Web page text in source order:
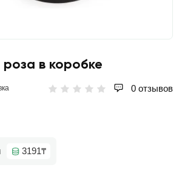
в коробке
0 отзывов
3191₸